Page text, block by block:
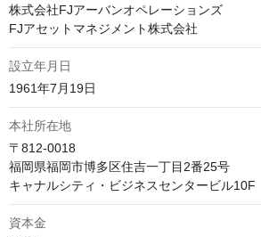
株式会社FJアーバンオペレーションズ
FJアセットマネジメント株式会社
設立年月日
1961年7月19日
本社所在地
〒812-0018
福岡県福岡市博多区住吉一丁目2番25号
キャナルシティ・ビジネスセンタービル10F
資本金